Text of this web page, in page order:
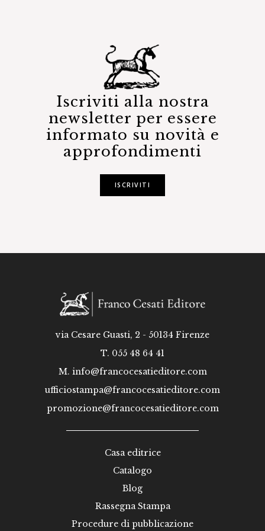
Iscriviti alla nostra
newsletter per essere
informato su novità e
approfondimenti
ISCRIVITI
via Cesare Guasti, 2 - 50134 Firenze
T. 055 48 64 41
M. info@francocesatieditore.com
ufficiostampa@francocesatieditore.com
promozione@francocesatieditore.com
Casa editrice
Catalogo
Blog
Rassegna Stampa
Procedure di pubblicazione